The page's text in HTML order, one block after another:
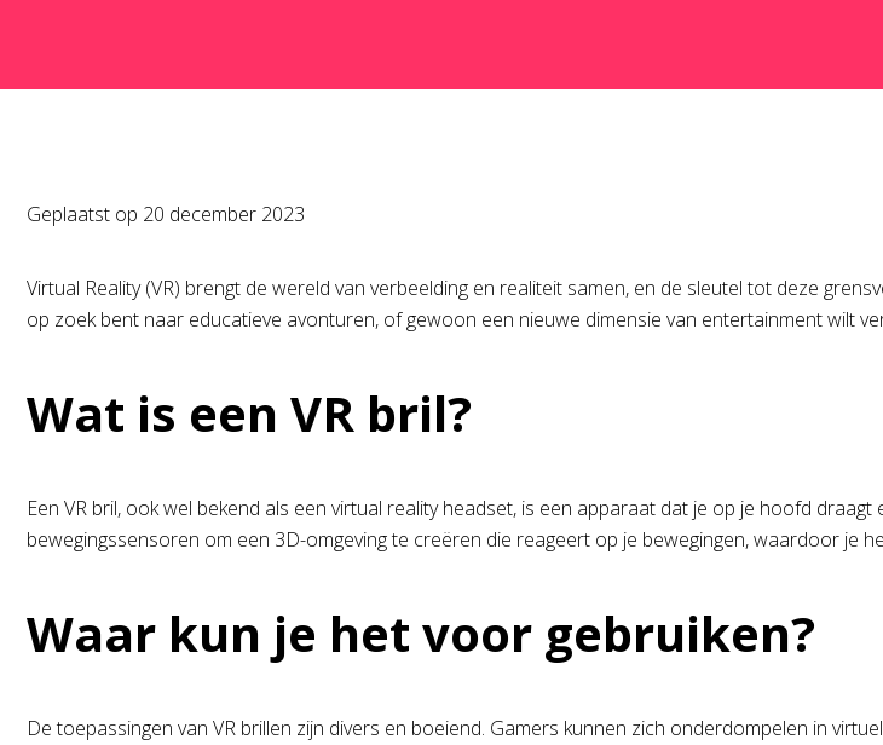
Geplaatst op 20 december 2023
Virtual Reality (VR) brengt de wereld van verbeelding en realiteit samen, en de sleutel tot deze
op zoek bent naar educatieve avonturen, of gewoon een nieuwe dimensie van entertainment wilt
Wat is een VR bril?
Een VR bril, ook wel bekend als een virtual reality headset, is een apparaat dat je op je hoofd
bewegingssensoren om een 3D-omgeving te creëren die reageert op je bewegingen, waardoor je
Waar kun je het voor gebruiken?
De toepassingen van VR brillen zijn divers en boeiend. Gamers kunnen zich onderdompelen in